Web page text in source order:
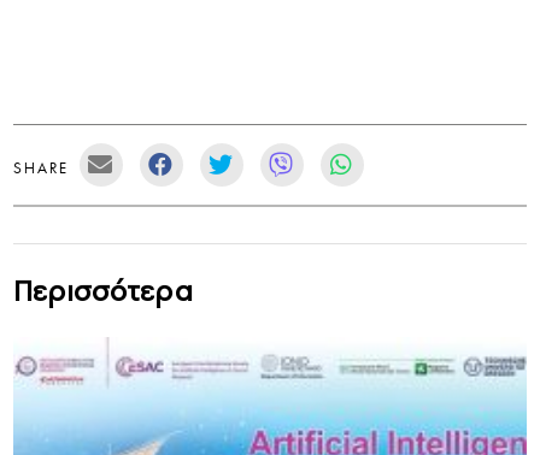
SHARE
Περισσότερα